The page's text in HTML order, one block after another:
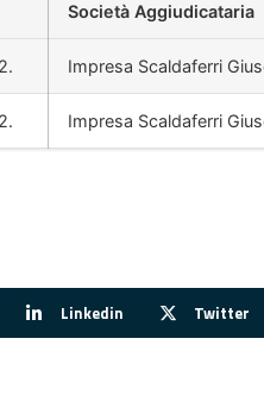
Società Aggiudicataria
Impresa Scaldaferri
Impresa Scaldaferri
Linkedin Twitter